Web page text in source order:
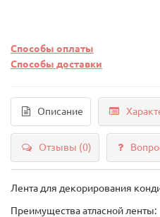
Способы оплаты
Способы доставки
Описание
Отзывы (0)
Лента для декорирования
Преимущества атласной ленты: